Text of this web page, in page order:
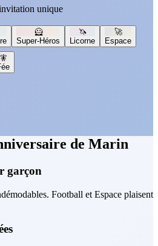
unique
🦸
Super-Héros
🦄
Licorne
🚀
Espace
🧚
de Marin
garçon
Football et Espace plaisent